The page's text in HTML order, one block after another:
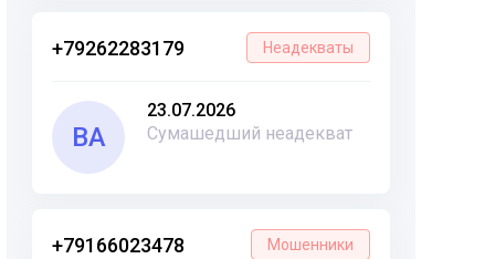
+79262283179 Неадекваты
ВА
23.07.2026
Сумашедший неадекват
+79166023478 Мошенники